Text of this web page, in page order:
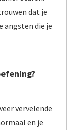
dat je
angsten die je
vervelende
en je